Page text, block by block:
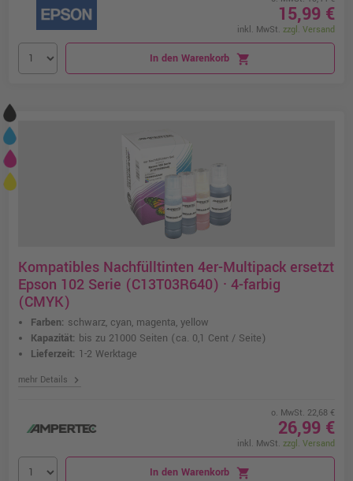
15,99 €
inkl. MwSt. zzgl. Versand
In den Warenkorb shopping_cart
Kompatibles Nachfülltinten 4er-Multipack ersetzt
Epson 102 Serie (C13T03R640) · 4-farbig
(CMYK)
Farben: schwarz, cyan, magenta, yellow
Kapazität: bis zu 21000 Seiten (ca. 0,1 Cent / Seite)
Lieferzeit: 1-2 Werktage
mehr Details chevron_right
o. MwSt. 22,68 €
26,99 €
inkl. MwSt. zzgl. Versand
In den Warenkorb shopping_cart